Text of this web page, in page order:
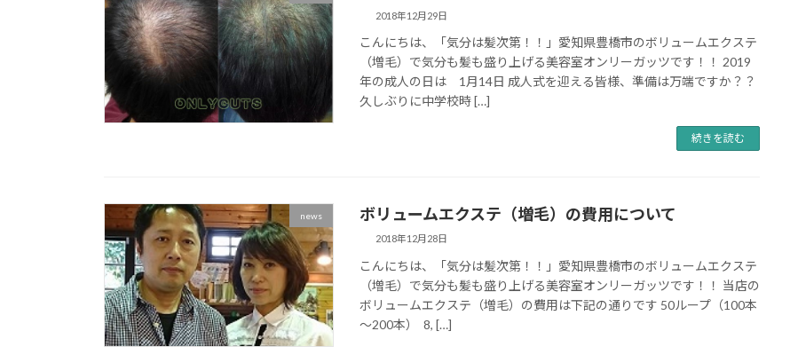
2018年12月29日
こんにちは、「気分は髪次第！！」愛知県豊橋市のボリュームエクステ
（増毛）で気分も髪も盛り上げる美容室オンリーガッツです！！ 2019
年の成人の日は 1月14日 成人式を迎える皆様、準備は万端ですか？？
久しぶりに中学校時 […]
続きを読む
news ボリュームエクステ（増毛）の費用について
2018年12月28日
こんにちは、「気分は髪次第！！」愛知県豊橋市のボリュームエクステ
（増毛）で気分も髪も盛り上げる美容室オンリーガッツです！！ 当店の
ボリュームエクステ（増毛）の費用は下記の通りです 50ループ（100本
～200本） 8, […]